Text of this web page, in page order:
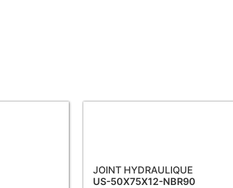
JOINT HYDRAULIQUE
US-50X75X12-NBR90